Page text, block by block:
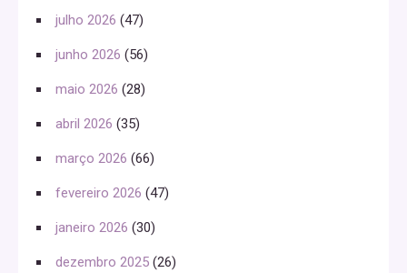
julho 2026 (47)
junho 2026 (56)
maio 2026 (28)
abril 2026 (35)
março 2026 (66)
fevereiro 2026 (47)
janeiro 2026 (30)
dezembro 2025 (26)